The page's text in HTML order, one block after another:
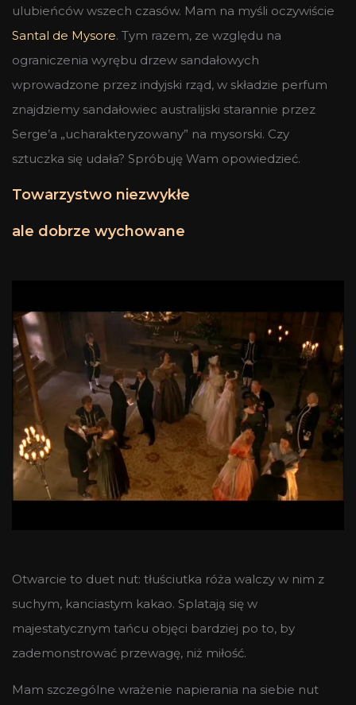
ulubieńców wszech czasów. Mam na myśli oczywiście
Santal de Mysore. Tym razem, ze względu na
ograniczenia wyrębu drzew sandałowych
wprowadzone przez indyjski rząd, w składzie perfum
znajdziemy sandałowiec australijski starannie przez
Serge’a „ucharakteryzowany” na mysorski. Czy
sztuczka się udała? Spróbuję Wam opowiedzieć.
Towarzystwo niezwykłe
ale dobrze wychowane
Otwarcie to duet nut: tłuściutka róża walczy w nim z
suchym, kanciastym kakao. Splatają się w
majestatycznym tańcu objęci bardziej po to, by
zademonstrować przewagę, niż miłość.
Mam szczególne wrażenie napierania na siebie nut